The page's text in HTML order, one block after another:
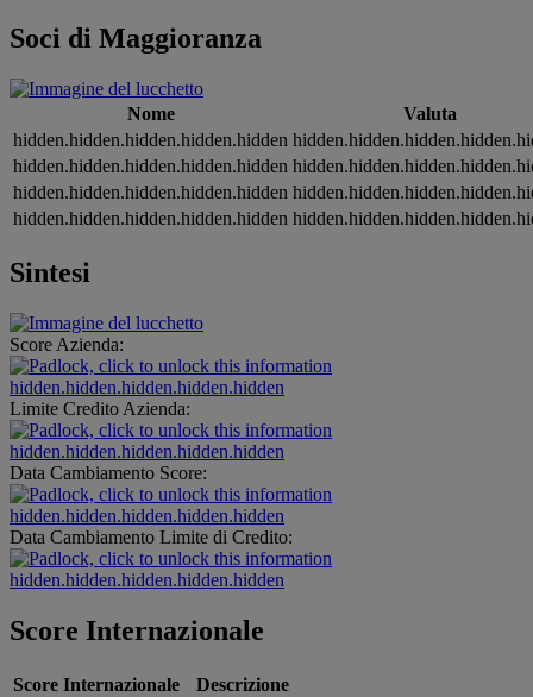
Soci di Maggioranza
Nome
Valuta
hidden.hidden.hidden.hidden.hidden
hidden.hidden.hidden.hidden.hidden
hidden.hidden.hidden.hidden.hidden
hidden.hidden.hidden.hidden.hidden
Sintesi
Score Azienda:
hidden.hidden.hidden.hidden.hidden
Limite Credito Azienda:
hidden.hidden.hidden.hidden.hidden
Data Cambiamento Score:
hidden.hidden.hidden.hidden.hidden
Data Cambiamento Limite di Credito:
hidden.hidden.hidden.hidden.hidden
Score Internazionale
Score Internazionale
Descrizione